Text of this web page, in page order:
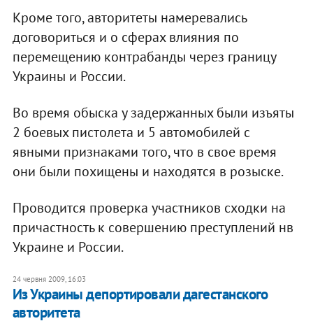
Кроме того, авторитеты намеревались
договориться и о сферах влияния по
перемещению контрабанды через границу
Украины и России.
Во время обыска у задержанных были изъяты
2 боевых пистолета и 5 автомобилей с
явными признаками того, что в свое время
они были похищены и находятся в розыске.
Проводится проверка участников сходки на
причастность к совершению преступлений нв
Украине и России.
24 червня 2009, 16:03
Из Украины депортировали дагестанского
авторитета